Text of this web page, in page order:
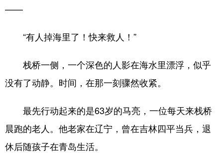
食品 人居 信息化
溯源中国 城市 旅游 能源
会展 彩票 娱乐
亚太网 上市公司 投教基地
——
“有人掉海里了！快来救人！”
栈桥一侧，一个深色的人影在海水里漂浮，似乎
没有了动静。时间，在那一刻骤然收紧。
最先行动起来的是63岁的马亮，一位每天来栈桥
晨跑的老人。他老家在辽宁，曾在吉林四平当兵，退
休后随孩子在青岛生活。